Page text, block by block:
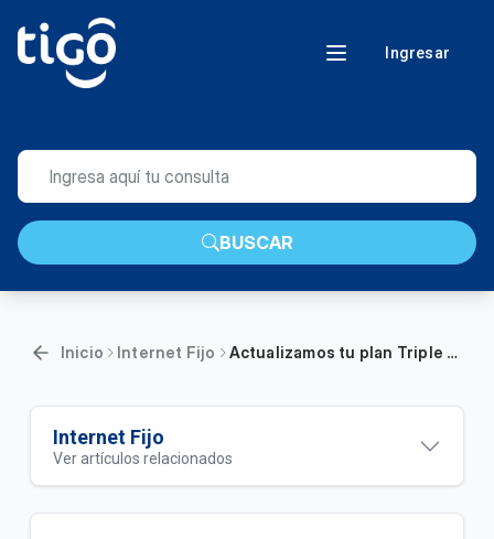
Ingresar
BUSCAR
Inicio Internet Fijo Actualizamos tu plan Triple Play M2: Aumentamos 6 veces más la velocidad de tu internet fijo
Internet Fijo
Ver artículos relacionados
Oferta Más Ahorro | Plan Full Tigo Básico